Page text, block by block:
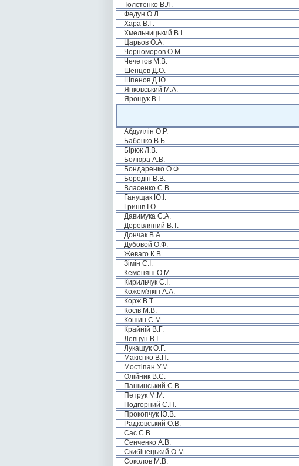
Толстенко В.Л.
Федун О.Л.
Хара В.Г.
Хмельницький В.І.
Царьов О.А.
Черноморов О.М.
Чечетов М.В.
Шенцев Д.О.
Шпенов Д.Ю.
Янковський М.А.
Ярощук В.І.
Абдуллін О.Р.
Бабенко В.Б.
Бірюк Л.В.
Болюра А.В.
Бондаренко О.Ф.
Бородін В.В.
Власенко С.В.
Ганущак Ю.І.
Гринів І.О.
Давимука С.А.
Деревляний В.Т.
Дончак В.А.
Дубовой О.Ф.
Жеваго К.В.
Зімін Є.І.
Кеменяш О.М.
Кирильчук Є.І.
Кожем’якін А.А.
Корж В.Т.
Косів М.В.
Кошин С.М.
Крайній В.Г.
Левцун В.І.
Лукашук О.Г.
Макієнко В.П.
Мостіпан У.М.
Олійник В.С.
Пашинський С.В.
Петрук М.М.
Подгорний С.П.
Прокопчук Ю.В.
Радковський О.В.
Сас С.В.
Сенченко А.В.
Скибінецький О.М.
Соколов М.В.